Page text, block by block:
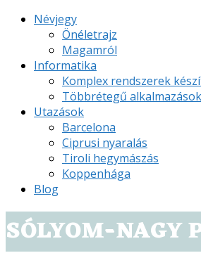
Névjegy
Önéletrajz
Magamról
Informatika
Komplex rendszerek
Többrétegű alkalmazások
Utazások
Barcelona
Ciprusi nyaralás
Tiroli hegymászás
Koppenhága
Blog
SÓLYOM-NAGY